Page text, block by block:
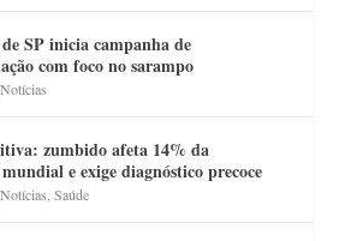
SP inicia campanha de
com foco no sarampo
Notícias
zumbido afeta 14% da
e exige diagnóstico precoce
Notícias,Saúde